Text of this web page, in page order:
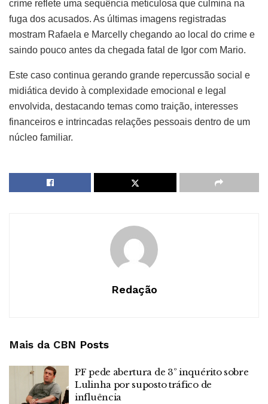
crime reflete uma sequência meticulosa que culmina na
fuga dos acusados. As últimas imagens registradas
mostram Rafaela e Marcelly chegando ao local do crime e
saindo pouco antes da chegada fatal de Igor com Mario.
Este caso continua gerando grande repercussão social e
midiática devido à complexidade emocional e legal
envolvida, destacando temas como traição, interesses
financeiros e intrincadas relações pessoais dentro de um
núcleo familiar.
Redação
Mais da CBN Posts
PF pede abertura de 3º inquérito sobre
Lulinha por suposto tráfico de
influência